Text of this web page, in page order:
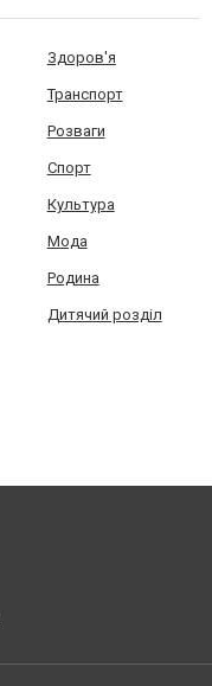
Здоров'я
Транспорт
Розваги
Спорт
Культура
Мода
Родина
Дитячий розділ